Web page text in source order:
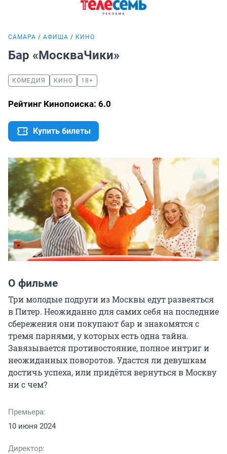
САМАРА АФИША КИНО
Бар «МоскваЧики»
КОМЕДИЯ КИНО 18+
Рейтинг Кинопоиска: 6.0
Купить билеты
О фильме
Три молодые подруги из Москвы едут развеяться
в Питер. Неожиданно для самих себя на последние
сбережения они покупают бар и знакомятся с
тремя парнями, у которых есть одна тайна.
Завязывается противостояние, полное интриг и
неожиданных поворотов. Удастся ли девушкам
достичь успеха, или придётся вернуться в Москву
ни с чем?
Премьера:
10 июня 2024
Директор: